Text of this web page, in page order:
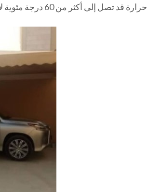
حرارة قد تصل إلى أكثر من 60 درجة مئوية لأنه مصنوع من مادة pvc المضاد للحريق.